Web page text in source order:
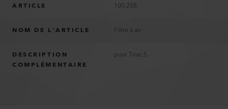
ARTICLE 100.258
NOM DE L’ARTICLE Filtre à air
DESCRIPTION
COMPLÉMENTAIRE
pour Triac S